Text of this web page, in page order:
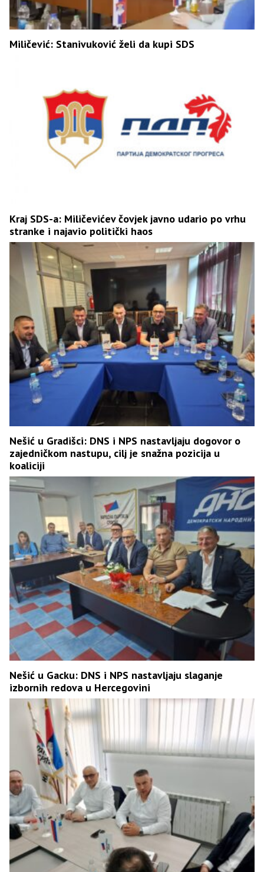
Miličević: Stanivuković želi da kupi SDS
Kraj SDS-a: Miličevićev čovjek javno udario po vrhu
stranke i najavio politički haos
Nešić u Gradišci: DNS i NPS nastavljaju dogovor o
zajedničkom nastupu, cilj je snažna pozicija u
koaliciji
Nešić u Gacku: DNS i NPS nastavljaju slaganje
izbornih redova u Hercegovini